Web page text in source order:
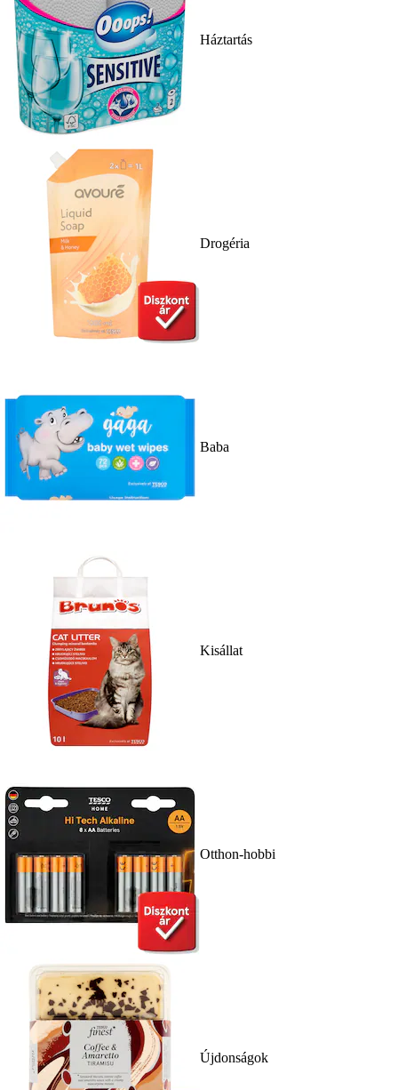
Háztartás
Drogéria
Baba
Kisállat
Otthon-hobbi
Újdonságok